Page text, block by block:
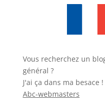
Vous recherchez un
général ?
J'ai ça dans ma besace !
Abc-webmasters